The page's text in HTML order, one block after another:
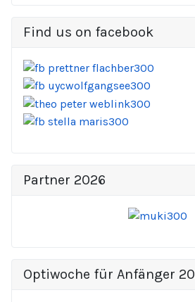
Find us on facebook
Partner 2026
Optiwoche für Anfänger